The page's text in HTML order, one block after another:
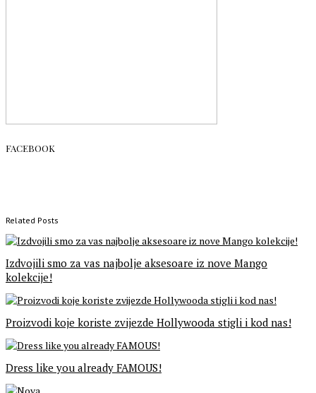
FACEBOOK
Related Posts
Izdvojili smo za vas najbolje aksesoare iz nove Mango
kolekcije!
Proizvodi koje koriste zvijezde Hollywooda stigli i kod nas!
Dress like you already FAMOUS!